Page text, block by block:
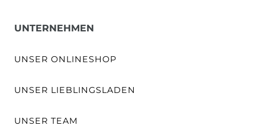
UNTERNEHMEN
UNSER ONLINESHOP
UNSER LIEBLINGSLADEN
UNSER TEAM